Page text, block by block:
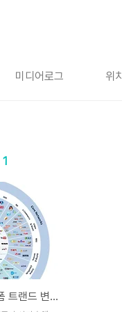
미디어로그 위
1
중국 소셜미디어 플랫폼 트랜드 변화(인포그래픽)